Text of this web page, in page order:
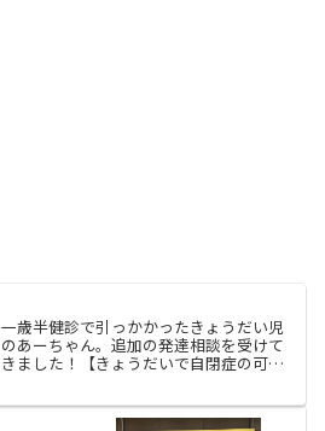
一歳半健診で引っかかったきょうだい児
のあーちゃん。追加の発達相談を受けて
きました！【きょうだいで自閉症の可能